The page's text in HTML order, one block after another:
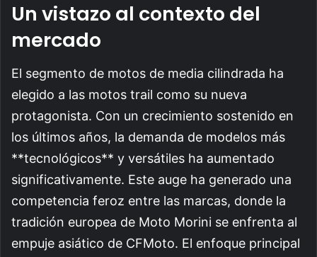
Un vistazo al contexto del
mercado
El segmento de motos de media cilindrada ha
elegido a las motos trail como su nueva
protagonista. Con un crecimiento sostenido en
los últimos años, la demanda de modelos más
**tecnológicos** y versátiles ha aumentado
significativamente. Este auge ha generado una
competencia feroz entre las marcas, donde la
tradición europea de Moto Morini se enfrenta al
empuje asiático de CFMoto. El enfoque principal